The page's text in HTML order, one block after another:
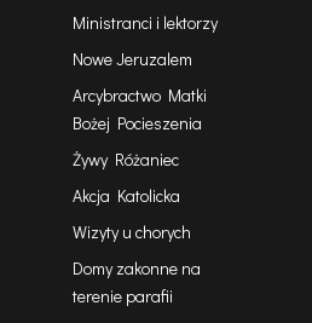
Ministranci i lektorzy
Nowe Jeruzalem
Arcybractwo Matki
Bożej Pocieszenia
Żywy Różaniec
Akcja Katolicka
Wizyty u chorych
Domy zakonne na
terenie parafii